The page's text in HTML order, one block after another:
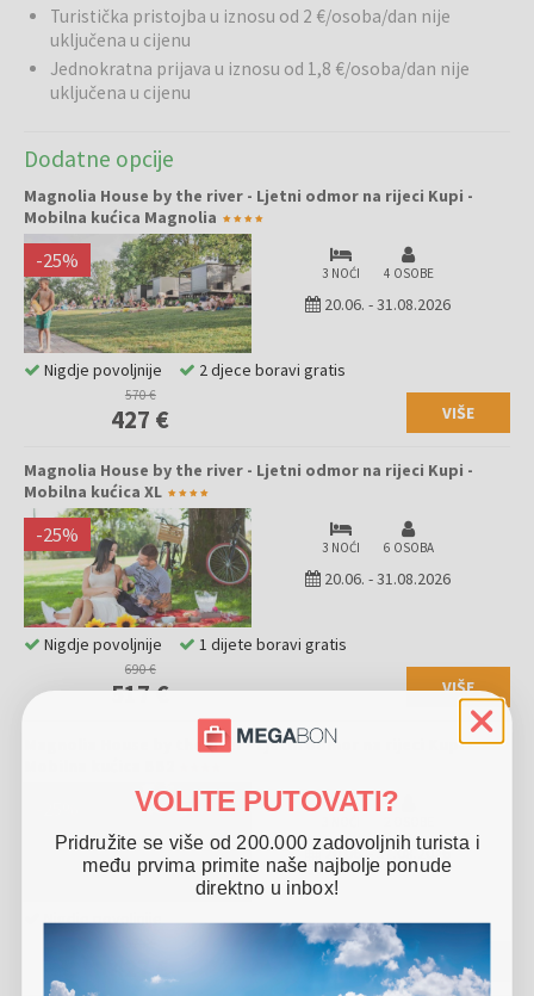
RijekaKolpasmatra se jednom od najčišćih i najslikovitijih rijeka u
Sloveniji, koja oduševljava svojom prirodnom ljepotom. Kolpa je
poznata po svojoj toploj vodi, pješčanim i šljunčanim plažama te
kajakom ili kanuom, ribolov te brojne uređene ulazne točke uz rijeku.
Dolina Kolpe idealna je za sve koji žele aktivan, ali ujedno i opušten
odmor u netaknutoj prirodi.
Turistička pristojba u iznosu od 2 €/osoba/dan nije
uključena u cijenu
Jednokratna prijava u iznosu od 1,8 €/osoba/dan nije
uključena u cijenu
Dodatne opcije
Magnolia House by the river - Ljetni odmor na rijeci Kupi -
Mobilna kućica Magnolia
-25% 3 NOĆI 4 OSOBE
20.06. -31.08.2026
570 €
427 € VIŠE
Nigdje povoljnije 2 djece boravi gratis
Magnolia House by the river - Ljetni odmor na rijeci Kupi -
Mobilna kućica XL
-25% 3 NOĆI 6 OSOBA
20.06. -31.08.2026
690 €
517 € VIŠE
Nigdje povoljnije 1 dijete boravi gratis
Magnolia House by the river - Ljetni odmor na rijeci Kupi -
20.06.-31.08.2026
427 € VIŠE
Nigdje povoljnije
VOLITE PUTOVATI?
Pridružite se više od 200.000 zadovoljnih turista i
među prvima primite naše najbolje ponude
direktno u inbox!